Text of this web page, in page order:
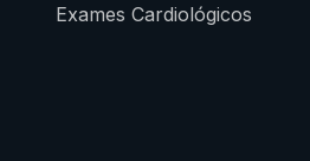
Exames Cardiológicos